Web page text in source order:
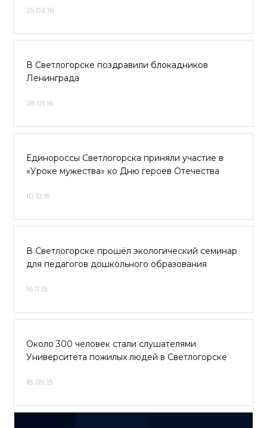
25.02.16
В Светлогорске поздравили блокадников
Ленинграда
28.01.16
Единороссы Светлогорска приняли участие в
«Уроке мужества» ко Дню героев Отечества
10.12.15
В Светлогорске прошёл экологический семинар
для педагогов дошкольного образования
16.11.15
Около 300 человек стали слушателями
Университета пожилых людей в Светлогорске
18.09.15